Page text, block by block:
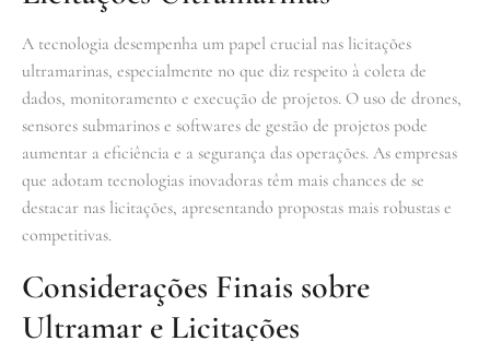
A tecnologia desempenha um papel crucial nas licitações
ultramarinas, especialmente no que diz respeito à coleta de
dados, monitoramento e execução de projetos. O uso de drones,
sensores submarinos e softwares de gestão de projetos pode
aumentar a eficiência e a segurança das operações. As empresas
que adotam tecnologias inovadoras têm mais chances de se
destacar nas licitações, apresentando propostas mais robustas e
competitivas.
Considerações Finais sobre
Ultramar e Licitações